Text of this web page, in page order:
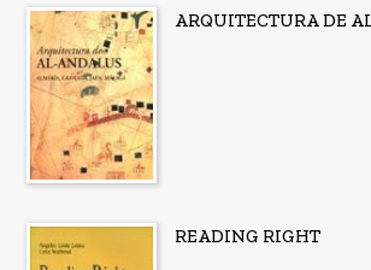
ARQUITECTURA DE
READING RIGHT